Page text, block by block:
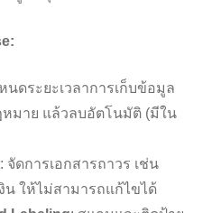
นดระยะเวลาการเก็บข้อมูล
หมาย แล้วลบอัตโนมัติ (มีใน
: จัดการเอกสารถาวร เช่น
ให้ไม่สามารถแก้ไขได้